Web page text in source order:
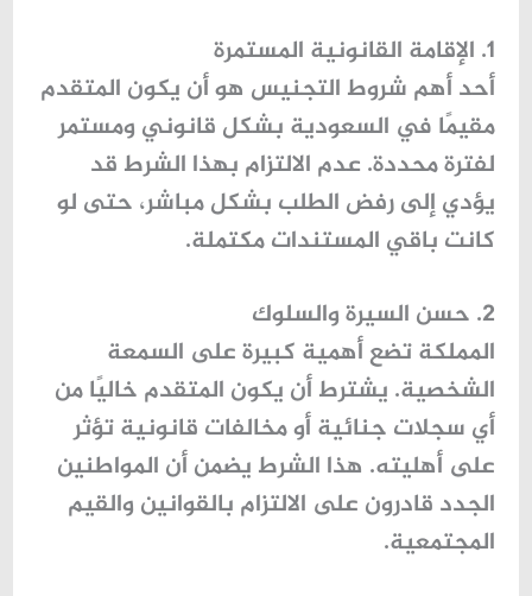
1. الإقامة القانونية المستمرة
أحد أهم شروط التجنيس هو أن يكون المتقدم
مقيمًا في السعودية بشكل قانوني ومستمر
لفترة محددة. عدم الالتزام بهذا الشرط قد
يؤدي إلى رفض الطلب بشكل مباشر، حتى لو
كانت باقي المستندات مكتملة.
2. حسن السيرة والسلوك
المملكة تضع أهمية كبيرة على السمعة
الشخصية. يشترط أن يكون المتقدم خاليًا من
أي سجلات جنائية أو مخالفات قانونية تؤثر
على أهليته. هذا الشرط يضمن أن المواطنين
الجدد قادرون على الالتزام بالقوانين والقيم
المجتمعية.